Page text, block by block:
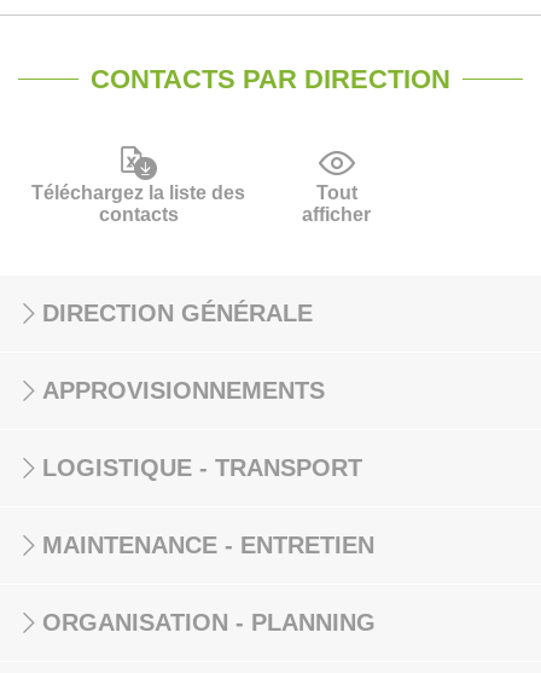
CONTACTS PAR DIRECTION
Téléchargez la liste des
contacts
Tout
afficher
DIRECTION GÉNÉRALE
APPROVISIONNEMENTS
LOGISTIQUE - TRANSPORT
MAINTENANCE - ENTRETIEN
ORGANISATION - PLANNING